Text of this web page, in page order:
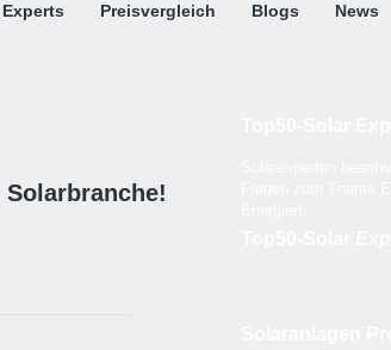
Experts Preisvergleich Blogs News